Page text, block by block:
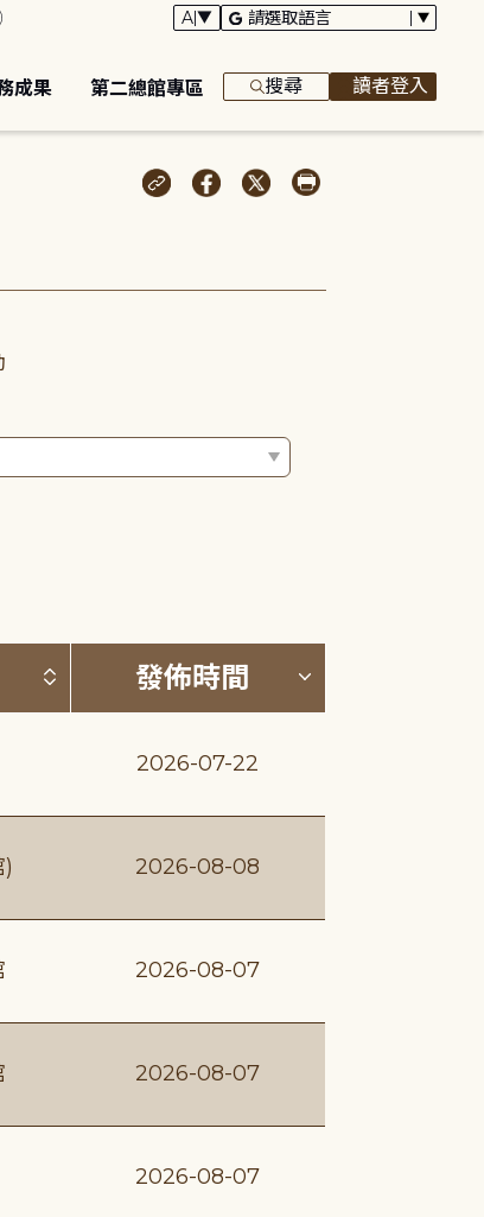
成果 第二總館專區 搜尋 讀者登入
冪)按發布單位排序 (升降冪)
發佈時間 按發佈時間
2026-07-22
2026-08-08
2026-08-07
2026-08-07
2026-08-07